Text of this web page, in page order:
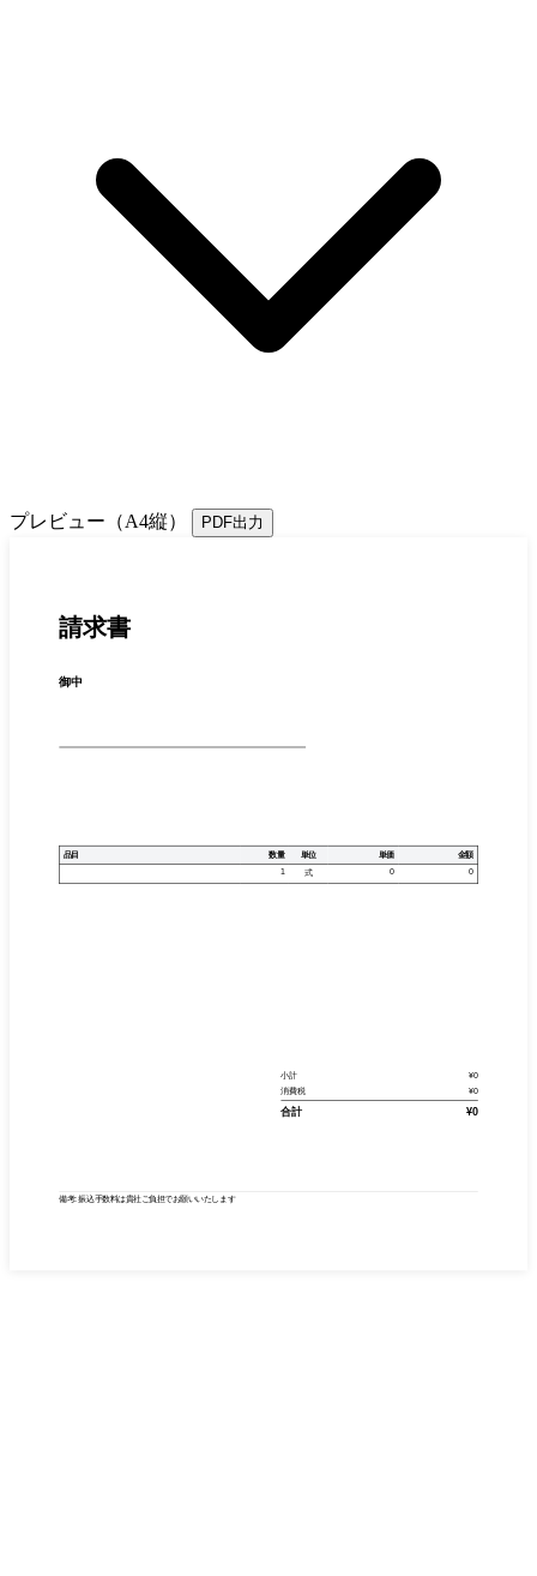
プレビュー（A4縦） PDF出力
請求書
御中
品目 数量 単位 単価 金額
1 式 0 0
小計
¥0
消費税
¥0
合計 ¥0
備考: 振込手数料は貴社ご負担でお願いいたします